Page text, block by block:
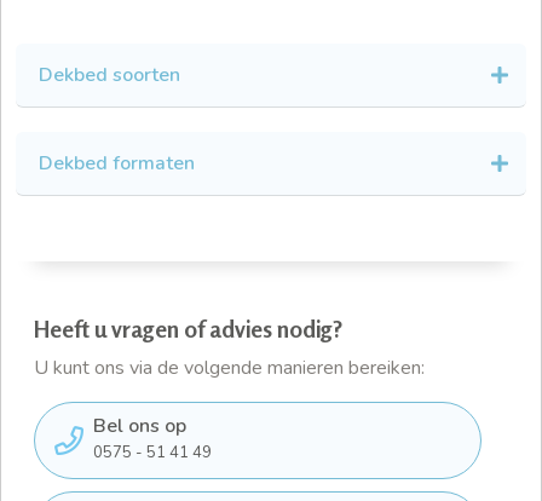
Heeft u vragen of advies nodig?
U kunt ons via de volgende manieren bereiken:
Bel ons op
0575 - 51 41 49
Dekbed soorten
Dekbed formaten